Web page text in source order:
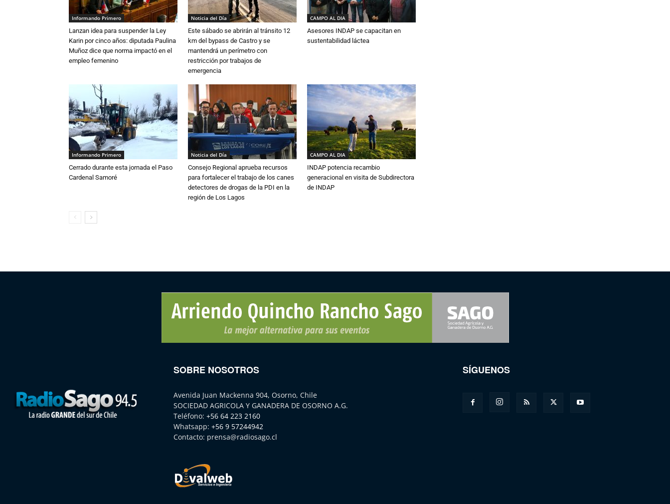
Informando Primero
Lanzan idea para suspender la Ley
Karin por cinco años: diputada Paulina
Muñoz dice que norma impactó en el
empleo femenino
Noticia del Día
Este sábado se abrirán al tránsito 12
km del bypass de Castro y se
mantendrá un perímetro con
restricción por trabajos de
emergencia
CAMPO AL DIA
Asesores INDAP se capacitan en
sustentabilidad láctea
Informando Primero
Cerrado durante esta jornada el Paso
Cardenal Samoré
Noticia del Día
Consejo Regional aprueba recursos
para fortalecer el trabajo de los canes
detectores de drogas de la PDI en la
región de Los Lagos
CAMPO AL DIA
INDAP potencia recambio
generacional en visita de Subdirectora
de INDAP
SOBRE NOSOTROS
Avenida Juan Mackenna 904, Osorno, Chile
SOCIEDAD AGRICOLA Y GANADERA DE OSORNO A.G.
Teléfono: +56 64 223 2160
Whatsapp: +56 9 57244942
Contacto: prensa@radiosago.cl
SÍGUENOS